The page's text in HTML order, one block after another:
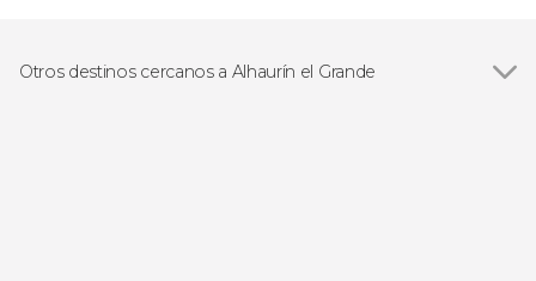
Otros destinos cercanos a Alhaurín el Grande